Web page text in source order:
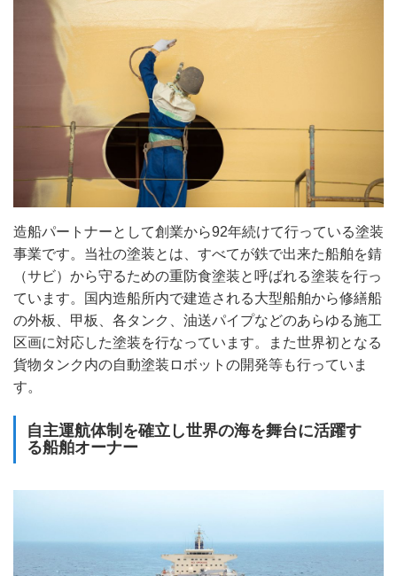
造船パートナーとして創業から92年続けて行っている塗装
事業です。当社の塗装とは、すべてが鉄で出来た船舶を錆
（サビ）から守るための重防食塗装と呼ばれる塗装を行っ
ています。国内造船所内で建造される大型船舶から修繕船
の外板、甲板、各タンク、油送パイプなどのあらゆる施工
区画に対応した塗装を行なっています。また世界初となる
貨物タンク内の自動塗装ロボットの開発等も行っていま
す。
自主運航体制を確立し世界の海を舞台に活躍す
る船舶オーナー